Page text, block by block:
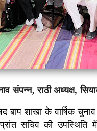
संपन्न, राठी अध्यक्ष,
बाप शाखा के वार्षिक
प्रांत सचिव की